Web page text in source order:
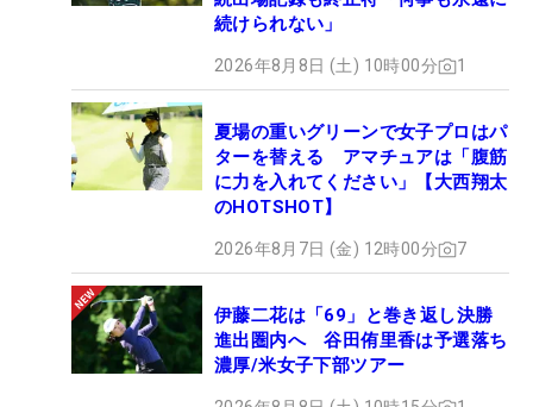
続けられない」
2026年8月8日 (土) 10時00分 1
夏場の重いグリーンで女子プロはパ
ターを替える アマチュアは「腹筋
に力を入れてください」【大西翔太
のHOTSHOT】
2026年8月7日 (金) 12時00分 7
伊藤二花は「69」と巻き返し決勝
進出圏内へ 谷田侑里香は予選落ち
濃厚/米女子下部ツアー